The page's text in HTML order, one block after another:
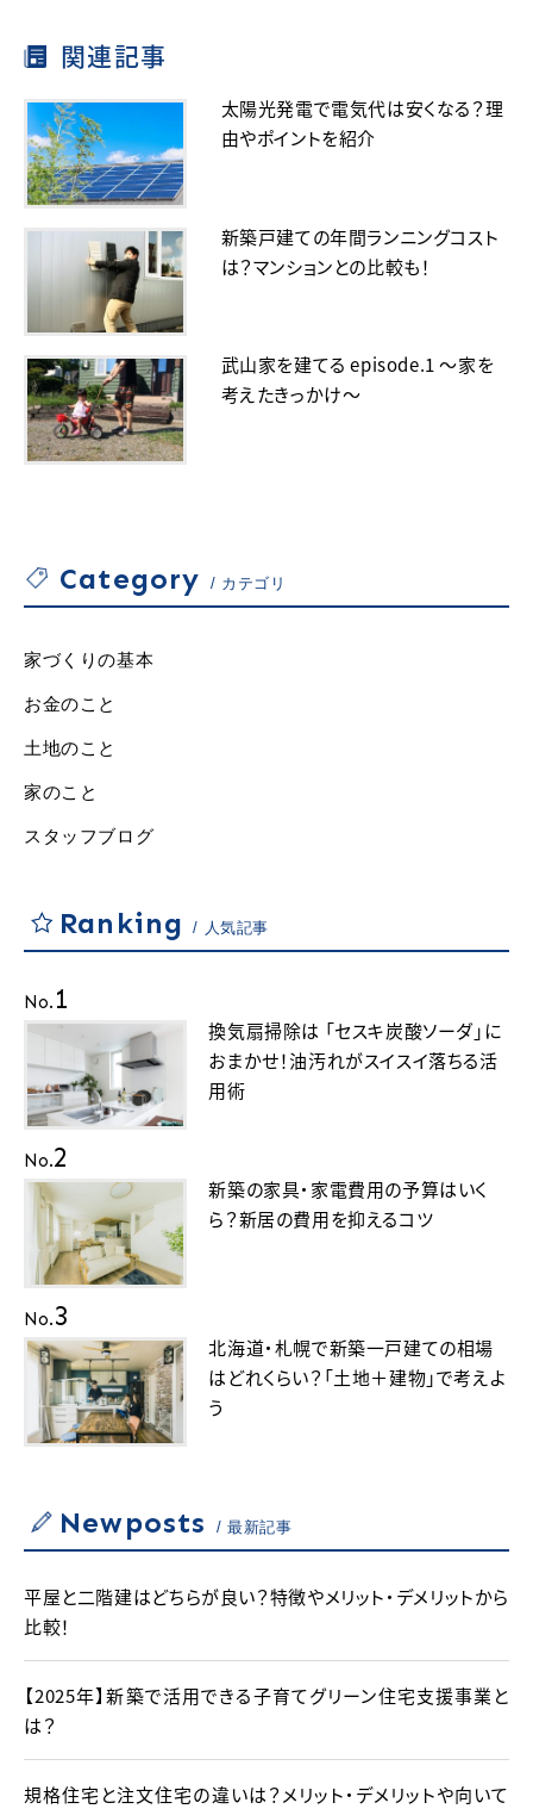
くら
い？保
類や事
例も参
考に！
更して
関連記事
太陽光発電で電気代は安くなる？理
由やポイントを紹介
新築戸建ての年間ランニングコスト
は？マンションとの比較も！
武山家を建てる episode.1 ～家を
考えたきっかけ～
Category カテゴリ
家づくりの基本
お金のこと
土地のこと
家のこと
スタッフブログ
Ranking 人気記事
No. 1
換気扇掃除は 「セスキ炭酸ソーダ」に
おまかせ！油汚れがスイスイ落ちる活
用術
No.2
新築の家具・家電費用の予算はいく
ら？新居の費用を抑えるコツ
No.3
北海道・札幌で新築一戸建ての相場
はどれくらい？「土地＋建物」で考えよ
う
Newposts 最新記事
平屋と二階建はどちらが良い？特徴やメリット・デメリットから
比較！
【2025年】新築で活用できる子育てグリーン住宅支援事業と
は？
規格住宅と注文住宅の違いは？メリット・デメリットや向いて